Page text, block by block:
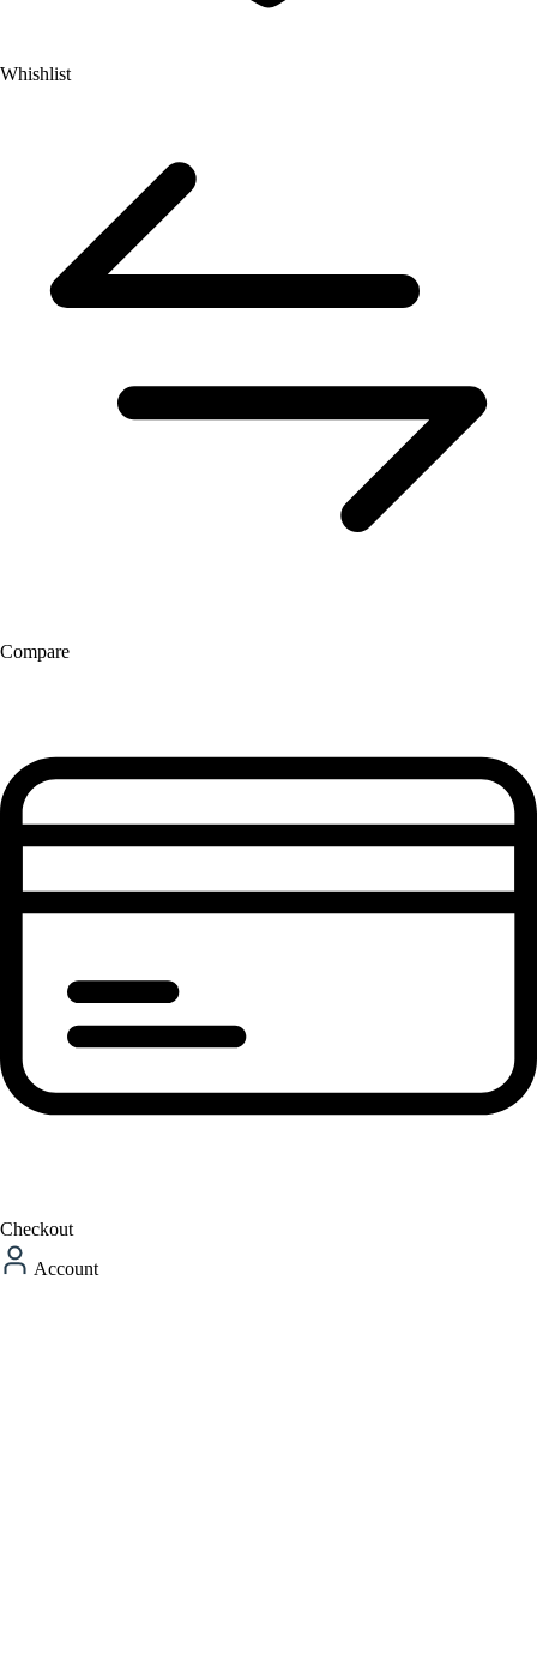
Whishlist
Compare
Checkout
Account